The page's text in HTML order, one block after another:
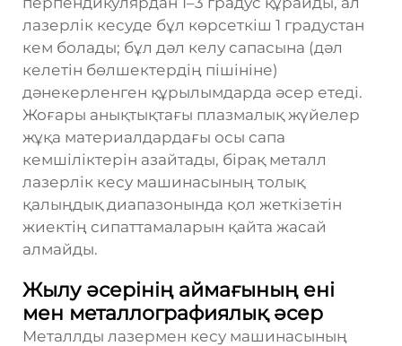
лазерлік кесуде бұл көрсеткіш 1 градустан
кем болады; бұл дәл келу сапасына (дәл
келетін бөлшектердің пішініне)
дәнекерленген құрылымдарда әсер етеді.
Жоғары анықтықтағы плазмалық жүйелер
жұқа материалдардағы осы сапа
кемшіліктерін азайтады, бірақ металл
лазерлік кесу машинасының толық
қалыңдық диапазонында қол жеткізетін
жиектің сипаттамаларын қайта жасай
алмайды.
Жылу әсерінің аймағының ені
мен металлографиялық әсер
Металлды лазермен кесу машинасының